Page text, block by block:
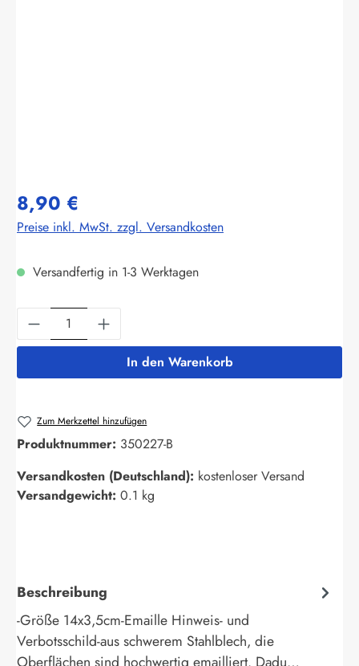
8,90 €
Preise inkl. MwSt. zzgl. Versandkosten
Versandfertig in 1-3 Werktagen
Produkt Anzahl: Gib den gewünschten
In den Warenkorb
Zum Merkzettel hinzufügen
Produktnummer: 350227-B
Versandkosten (Deutschland): kostenloser Versand
Versandgewicht: 0.1 kg
Beschreibung
-Größe 14x3,5cm-Emaille Hinweis- und
Verbotsschild-aus schwerem Stahlblech, die